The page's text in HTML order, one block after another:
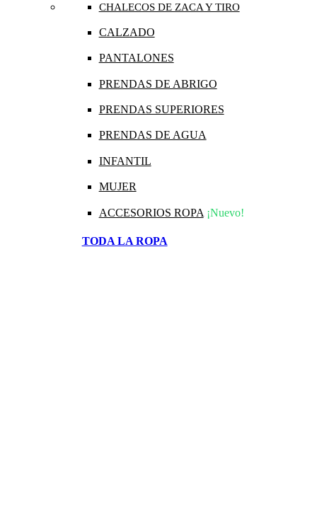
CHALECOS DE ZACA Y TIRO
CALZADO
PANTALONES
PRENDAS DE ABRIGO
PRENDAS SUPERIORES
PRENDAS DE AGUA
INFANTIL
MUJER
ACCESORIOS ROPA ¡Nuevo!
TODA LA ROPA